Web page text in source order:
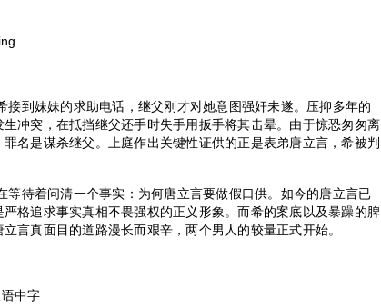
接到妹妹的求助电话，继父刚才对她意图强奸未遂。压抑多年的
冲突，在抵挡继父还手时失手用扳手将其击晕。由于惊恐匆匆离
名是谋杀继父。上庭作出关键性证供的正是表弟唐立言，希被判
等待着问清一个事实：为何唐立言要做假口供。如今的唐立言已
格追求事实真相不畏强权的正义形象。而希的案底以及暴躁的脾
言真面目的道路漫长而艰辛，两个男人的较量正式开始。
中字